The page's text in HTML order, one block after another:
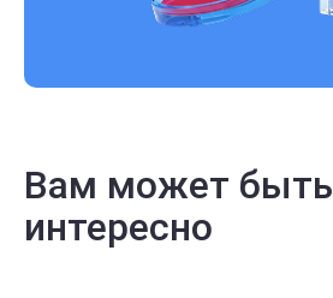
Вам может быть
интересно